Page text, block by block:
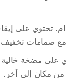
تحتوي على
مع صمامات
على مضخة
من مكان إلى آخر.